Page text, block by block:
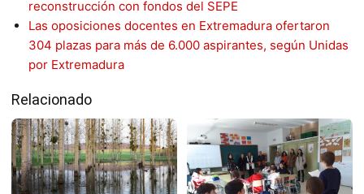
reconstrucción con fondos del SEPE
Las oposiciones docentes en Extremadura ofertaron
304 plazas para más de 6.000 aspirantes, según Unidas
por Extremadura
Relacionado